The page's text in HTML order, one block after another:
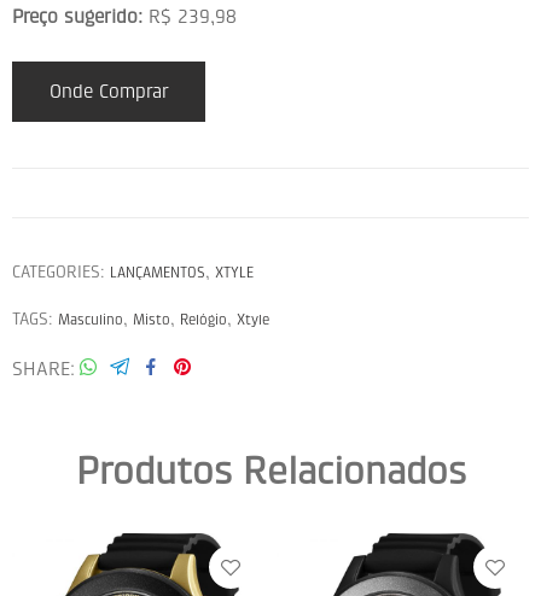
Preço sugerido: R$ 239,98
Onde Comprar
CATEGORIES: LANÇAMENTOS, XTYLE
TAGS: Masculino, Misto, Relógio, Xtyle
SHARE
Produtos Relacionados